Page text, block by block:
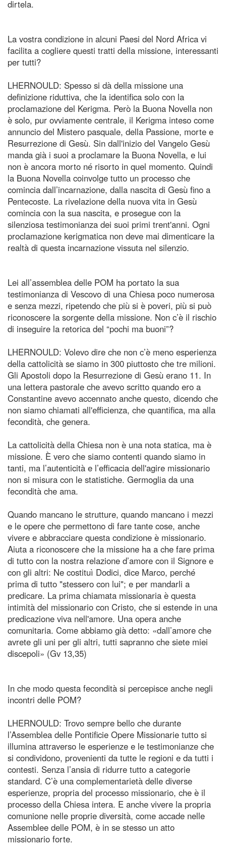
dirtela.
La vostra condizione in alcuni Paesi del Nord Africa vi
facilita a cogliere questi tratti della missione, interessanti
per tutti?
LHERNOULD: Spesso si dà della missione una
definizione riduttiva, che la identifica solo con la
proclamazione del Kerigma. Però la Buona Novella non
è solo, pur ovviamente centrale, il Kerigma inteso come
annuncio del Mistero pasquale, della Passione, morte e
Resurrezione di Gesù. Sin dall'inizio del Vangelo Gesù
manda già i suoi a proclamare la Buona Novella, e lui
non è ancora morto né risorto in quel momento. Quindi
la Buona Novella coinvolge tutto un processo che
comincia dall’incarnazione, dalla nascita di Gesù fino a
Pentecoste. La rivelazione della nuova vita in Gesù
comincia con la sua nascita, e prosegue con la
silenziosa testimonianza dei suoi primi trent'anni. Ogni
proclamazione kerigmatica non deve mai dimenticare la
realtà di questa incarnazione vissuta nel silenzio.
Lei all’assemblea delle POM ha portato la sua
testimonianza di Vescovo di una Chiesa poco numerosa
e senza mezzi, ripetendo che più si è poveri, più si può
riconoscere la sorgente della missione. Non c’è il rischio
di inseguire la retorica del “pochi ma buoni”?
LHERNOULD: Volevo dire che non c’è meno esperienza
della cattolicità se siamo in 300 piuttosto che tre milioni.
Gli Apostoli dopo la Resurrezione di Gesù erano 11. In
una lettera pastorale che avevo scritto quando ero a
Constantine avevo accennato anche questo, dicendo che
non siamo chiamati all'efficienza, che quantifica, ma alla
fecondità, che genera.
La cattolicità della Chiesa non è una nota statica, ma è
missione. È vero che siamo contenti quando siamo in
tanti, ma l’autenticità e l’efficacia dell'agire missionario
non si misura con le statistiche. Germoglia da una
fecondità che ama.
Quando mancano le strutture, quando mancano i mezzi
e le opere che permettono di fare tante cose, anche
vivere e abbracciare questa condizione è missionario.
Aiuta a riconoscere che la missione ha a che fare prima
di tutto con la nostra relazione d’amore con il Signore e
con gli altri: Ne costituì Dodici, dice Marco, perché
prima di tutto "stessero con lui"; e per mandarli a
predicare. La prima chiamata missionaria è questa
intimità del missionario con Cristo, che si estende in una
predicazione viva nell'amore. Una opera anche
comunitaria. Come abbiamo già detto: «dall’amore che
avrete gli uni per gli altri, tutti sapranno che siete miei
discepoli» (Gv 13,35)
In che modo questa fecondità si percepisce anche negli
incontri delle POM?
LHERNOULD: Trovo sempre bello che durante
l’Assemblea delle Pontificie Opere Missionarie tutto si
illumina attraverso le esperienze e le testimonianze che
si condividono, provenienti da tutte le regioni e da tutti i
contesti. Senza l’ansia di ridurre tutto a categorie
standard. C’è una complementarietà delle diverse
esperienze, propria del processo missionario, che è il
processo della Chiesa intera. E anche vivere la propria
comunione nelle proprie diversità, come accade nelle
Assemblee delle POM, è in se stesso un atto
missionario forte.